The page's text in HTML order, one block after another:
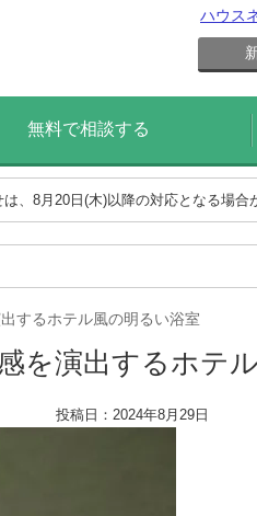
ハウス
無料で相談する
、8月20日(木)以降の対応となる場合
するホテル風の明るい浴室
を演出するホテ
投稿日：2024年8月29日